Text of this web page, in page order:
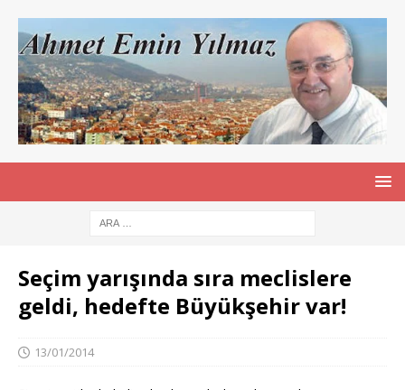
Seçim yarışında sıra meclislere
geldi, hedefte Büyükşehir var!
13/01/2014